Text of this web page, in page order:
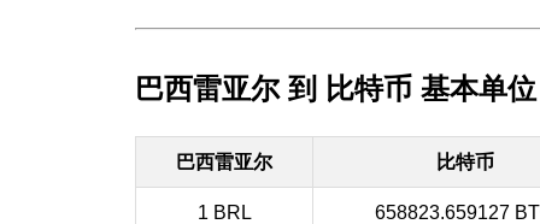
巴西雷亚尔 到 比特币 基本单位
巴西雷亚尔 比特币
1 BRL 658823.659127